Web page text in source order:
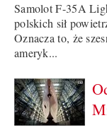
Samolot F-35A
polskich sił
Oznacza to, że
ameryk...